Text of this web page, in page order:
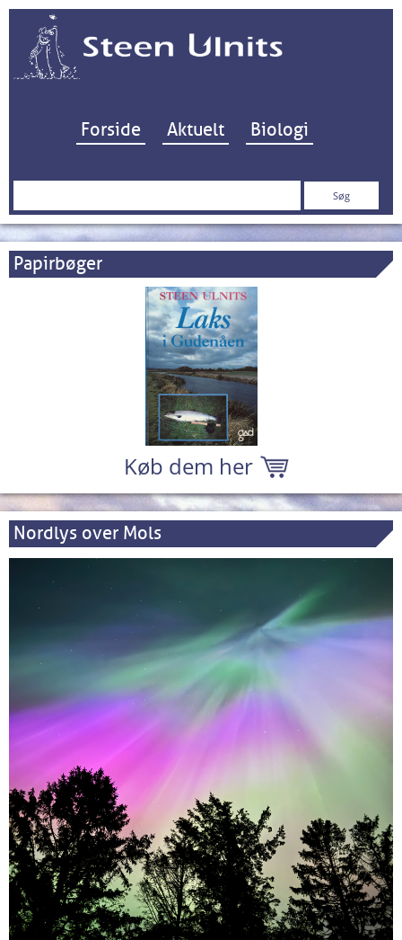
Hop til indhold
Forside Aktuelt Biologi
Søg
Papirbøger
Køb dem her
Nordlys over Mols